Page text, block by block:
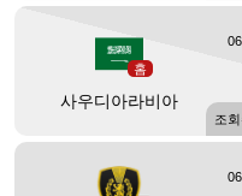
홈
사우디아라비아
조